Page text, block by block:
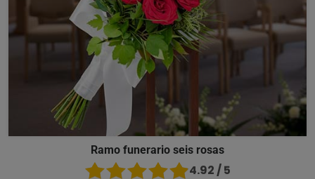
Ramo funerario seis rosas
4.92 / 5